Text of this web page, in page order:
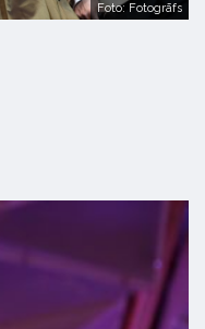
Foto: Fotogrāfs